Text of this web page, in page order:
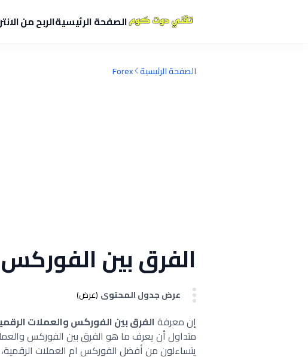
الصفحة الرئيسيةالربح من
الصفحة الرئيسية Forex
الفرق بين
عرض جدول المحتوى (عرض)
إن معرفةالفرق بين الفوركس والعملات
متداول أن يعرف ما هو الفرق بين الفوركس
يتساءلون من أفضل الفوركس ام العملات